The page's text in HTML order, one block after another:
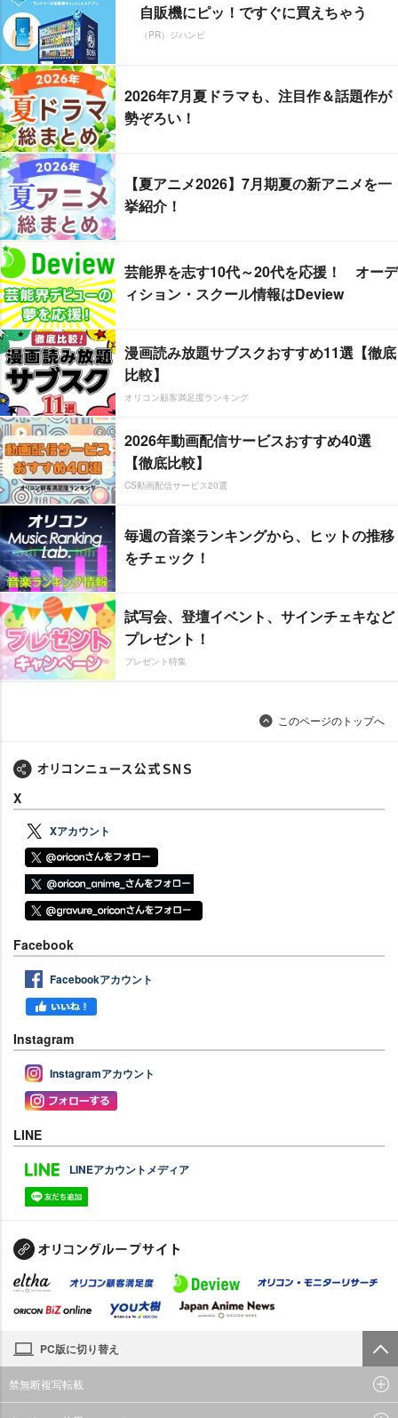
自販機にピッ！ですぐに買えちゃう
（PR）ジハンピ
2026年7月夏ドラマも、注目作＆話題作が
勢ぞろい！
【夏アニメ2026】7月期夏の新アニメを一
挙紹介！
芸能界を志す10代～20代を応援！ オーデ
ィション・スクール情報はDeview
漫画読み放題サブスクおすすめ11選【徹底
比較】
オリコン顧客満足度ランキング
2026年動画配信サービスおすすめ40選
【徹底比較】
CS動画配信サービス20選
毎週の音楽ランキングから、ヒットの推移
をチェック！
試写会、登壇イベント、サインチェキなど
プレゼント！
プレゼント特集
このページのトップへ
X
Xアカウント
Facebook
Facebookアカウント
Instagram
Instagramアカウント
LINE
LINEアカウントメディア
PC版に切り替え
禁無断複写転載